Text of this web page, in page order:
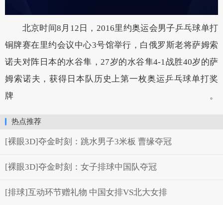
北京时间8月12日，2016里约奥运会男子乒乓球单打
铜牌赛在里约会议中心3号馆举行，白俄罗斯老将萨姆索
诺夫对阵日本的水谷隼，27岁的水谷隼4-1战胜40岁的萨
姆索诺夫，获得日本队历史上第一枚奥运乒乓球单打奖
牌。
热点推荐
[裸眼3D]夺金时刻：跳水男子3米板 曹缘夺冠
[裸眼3D]夺金时刻：女子排球中国队夺冠
[排球]互动环节赠礼物 中国女排VS北大女排